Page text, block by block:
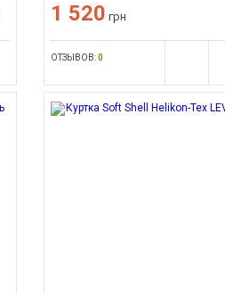
1 520 грн
ОТЗЫВОВ:0